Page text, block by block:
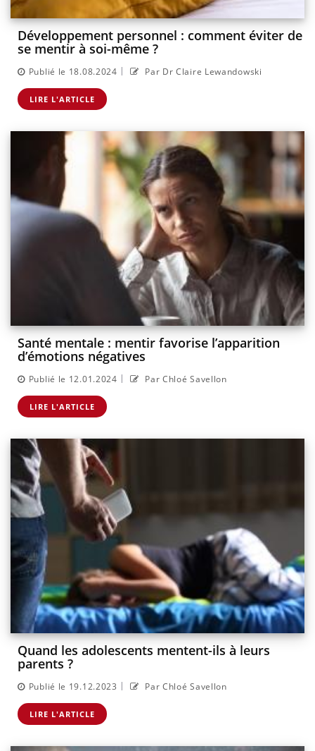
Développement personnel : comment éviter de
se mentir à soi-même ?
Publié le 18.08.2024 | Par Dr Claire Lewandowski
LIRE L'ARTICLE
Santé mentale : mentir favorise l’apparition
d’émotions négatives
Publié le 12.01.2024 | Par Chloé Savellon
LIRE L'ARTICLE
Quand les adolescents mentent-ils à leurs
parents ?
Publié le 19.12.2023 | Par Chloé Savellon
LIRE L'ARTICLE